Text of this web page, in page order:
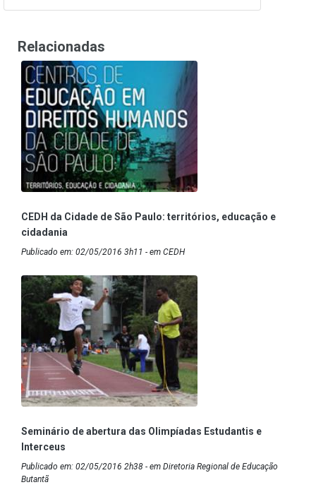
Relacionadas
CEDH da Cidade de São Paulo: territórios, educação e
cidadania
Publicado em: 02/05/2016 3h11 - em CEDH
Seminário de abertura das Olimpíadas Estudantis e
Interceus
Publicado em: 02/05/2016 2h38 - em Diretoria Regional de Educação
Butantã